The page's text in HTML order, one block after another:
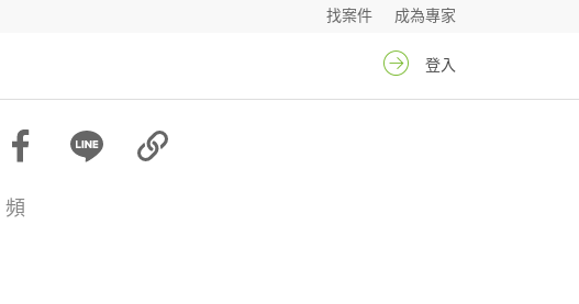
成為專家
找案件
登入
頻